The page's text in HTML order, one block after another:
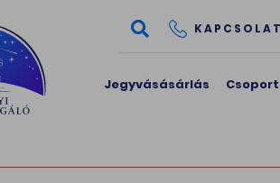
KAPCSOLAT
Jegyvásásárlás